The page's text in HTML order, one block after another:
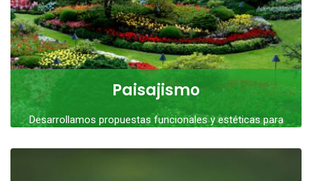
Paisajismo
Desarrollamos propuestas funcionales y estéticas para